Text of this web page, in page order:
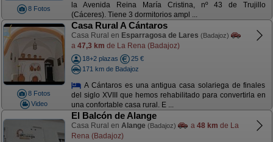
8 Fotos
la Avenida Reina María Cristina, nº 43 de Trujillo
(Cáceres). Tiene 3 dormitorios ampl ...
8 Fotos
Video
Casa Rural A Cántaros
Casa Rural en Esparragosa de Lares (Badajoz)
a 47,3 km de La Rena (Badajoz)
18+2 plazas
25 €
171 km de Badajoz
A Cántaros es una antigua casa solariega de finales
del siglo XVIII que hemos rehabilitado para convertirla en
una confortable casa rural. E ...
El Balcón de Alange
Casa Rural en Alange (Badajoz) a 48 km de La
Rena (Badajoz)